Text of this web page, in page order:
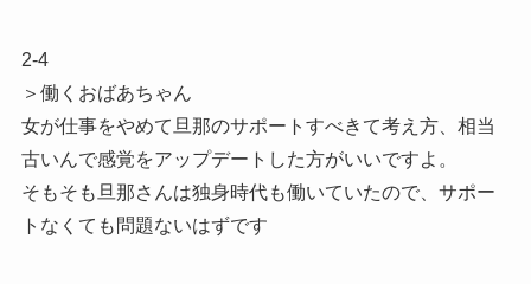
2-4
＞働くおばあちゃん
女が仕事をやめて旦那のサポートすべきて考え方、相当
古いんで感覚をアップデートした方がいいですよ。
そもそも旦那さんは独身時代も働いていたので、サポー
トなくても問題ないはずです